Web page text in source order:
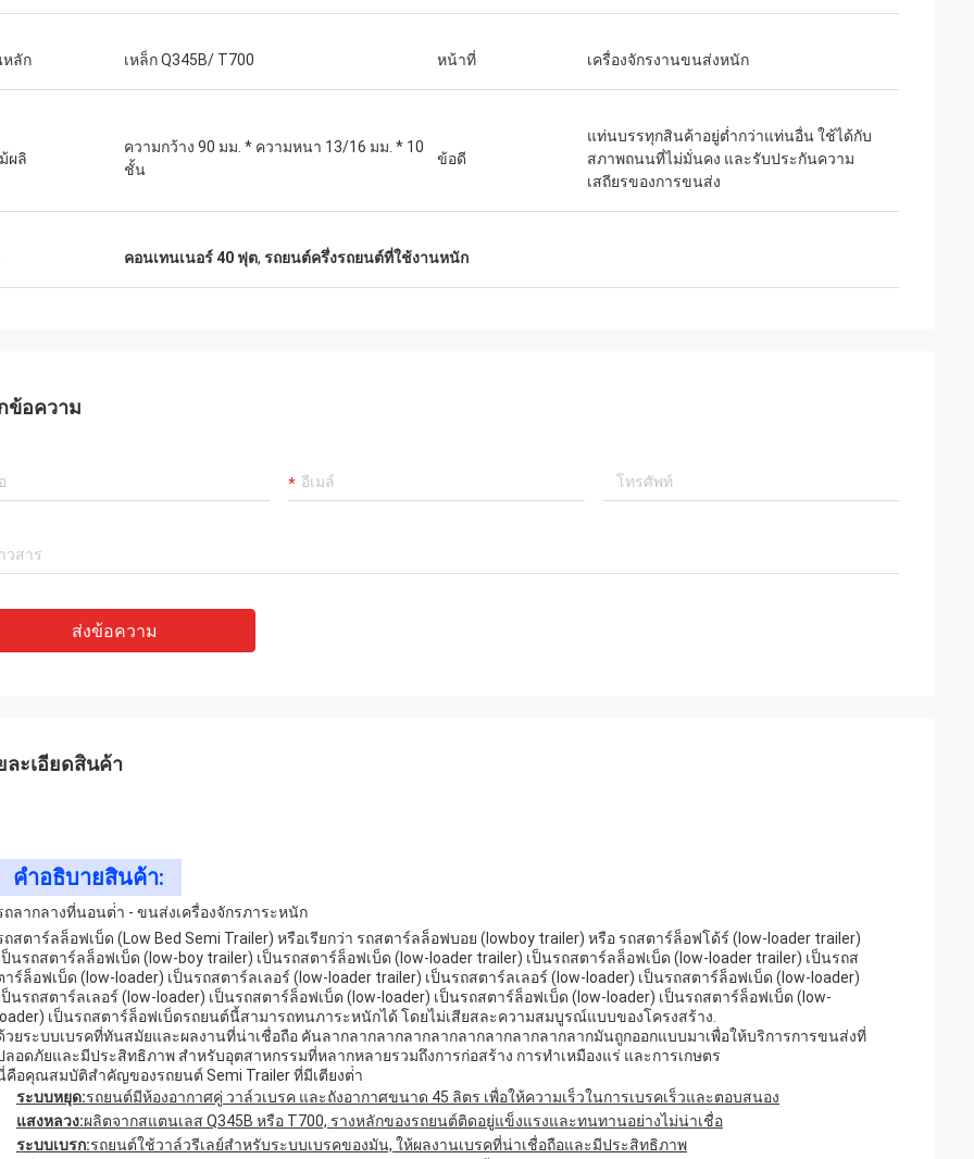
ลัก เหล็ก Q345B/ T700 หน้าที่ เครื่องจักรงานขนส่งหนัก
ผลิ
ความกว้าง 90 มม. * ความหนา 13/16 มม. * 10
ชั้น
ข้อดี
แท่นบรรทุกสินค้าอยู่ต่ำกว่าแท่นอื่น ใช้ได้กับ
สภาพถนนที่ไม่มั่นคง และรับประกันความ
เสถียรของการขนส่ง
คอนเทนเนอร์ 40 ฟุต, รถยนต์ครึ่งรถยนต์ที่ใช้งานหนัก
ข้อความ
ส่งข้อความ
ละเอียดสินค้า
คําอธิบายสินค้า:
ถลากลางที่นอนต่ํา - ขนส่งเครื่องจักรภาระหนัก
ถสตาร์ลล็อฟเบ็ด (Low Bed Semi Trailer) หรือเรียกว่า รถสตาร์ลล็อฟบอย (lowboy trailer) หรือ รถสตาร์ล็อฟโด้ร์ (low-loader trailer)
ป็นรถสตาร์ลล็อฟเบ็ด (low-boy trailer) เป็นรถสตาร์ล็อฟเบ็ด (low-loader trailer) เป็นรถสตาร์ลล็อฟเบ็ด (low-loader trailer) เป็นรถส
าร์ล็อฟเบ็ด (low-loader) เป็นรถสตาร์ลเลอร์ (low-loader trailer) เป็นรถสตาร์ลเลอร์ (low-loader) เป็นรถสตาร์ล็อฟเบ็ด (low-loader)
ป็นรถสตาร์ลเลอร์ (low-loader) เป็นรถสตาร์ล็อฟเบ็ด (low-loader) เป็นรถสตาร์ล็อฟเบ็ด (low-loader) เป็นรถสตาร์ล็อฟเบ็ด (low-
เป็นรถสตาร์ล็อฟเบ็ดรถยนต์นี้สามารถทนภาระหนักได้ โดยไม่เสียสละความสมบูรณ์แบบของโครงสร้าง.
วยระบบเบรคที่ทันสมัยและผลงานที่น่าเชื่อถือ คันลากลากลากลากลากลากลากลากลากลากมันถูกออกแบบมาเพื่อให้บริการการขนส่งที่
ลอดภัยและมีประสิทธิภาพ สําหรับอุตสาหกรรมที่หลากหลายรวมถึงการก่อสร้าง การทําเหมืองแร่ และการเกษตร
คือคุณสมบัติสําคัญของรถยนต์ Semi Trailer ที่มีเตียงต่ํา
ระบบหยุด:รถยนต์มีห้องอากาศคู่ วาล์วเบรค และถังอากาศขนาด 45 ลิตร เพื่อให้ความเร็วในการเบรคเร็วและตอบสนอง
แสงหลวง:ผลิตจากสแตนเลส Q345B หรือ T700, รางหลักของรถยนต์ติดอยู่แข็งแรงและทนทานอย่างไม่น่าเชื่อ
ระบบเบรก:รถยนต์ใช้วาล์วรีเลย์สําหรับระบบเบรคของมัน, ให้ผลงานเบรคที่น่าเชื่อถือและมีประสิทธิภาพ